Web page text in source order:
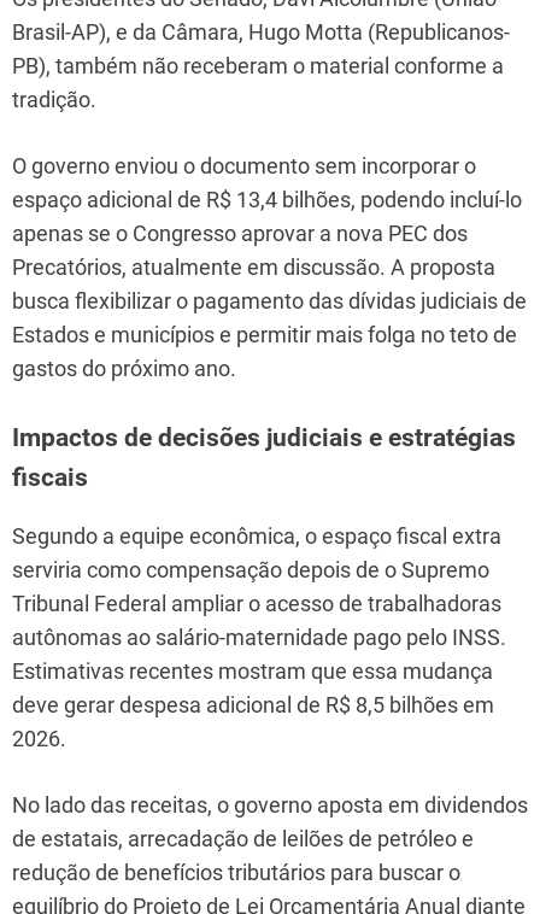
Brasil-AP), e da Câmara, Hugo Motta (Republicanos-
PB), também não receberam o material conforme a
tradição.
O governo enviou o documento sem incorporar o
espaço adicional de R$ 13,4 bilhões, podendo incluí-lo
apenas se o Congresso aprovar a nova PEC dos
Precatórios, atualmente em discussão. A proposta
busca flexibilizar o pagamento das dívidas judiciais de
Estados e municípios e permitir mais folga no teto de
gastos do próximo ano.
Impactos de decisões judiciais e estratégias
fiscais
Segundo a equipe econômica, o espaço fiscal extra
serviria como compensação depois de o Supremo
Tribunal Federal ampliar o acesso de trabalhadoras
autônomas ao salário-maternidade pago pelo INSS.
Estimativas recentes mostram que essa mudança
deve gerar despesa adicional de R$ 8,5 bilhões em
2026.
No lado das receitas, o governo aposta em dividendos
de estatais, arrecadação de leilões de petróleo e
redução de benefícios tributários para buscar o
equilíbrio do Projeto de Lei Orçamentária Anual diante